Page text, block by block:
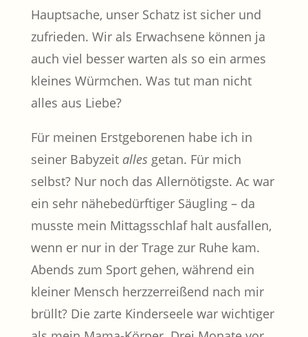
Hauptsache, unser Schatz ist sicher und
zufrieden. Wir als Erwachsene können ja
auch viel besser warten als so ein armes
kleines Würmchen. Was tut man nicht
alles aus Liebe?
Für meinen Erstgeborenen habe ich in
seiner Babyzeit alles getan. Für mich
selbst? Nur noch das Allernötigste. Ac war
ein sehr nähebedürftiger Säugling – da
musste mein Mittagsschlaf halt ausfallen,
wenn er nur in der Trage zur Ruhe kam.
Abends zum Sport gehen, während ein
kleiner Mensch herzzerreißend nach mir
brüllt? Die zarte Kinderseele war wichtiger